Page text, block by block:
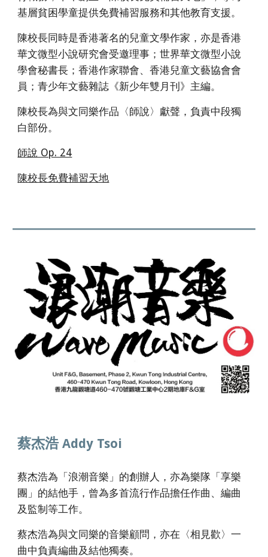
基層貧困學童提供免費補習服務和其他教育支援。
陳校長同時是香港著名的兒童文學作家 ，亦是香港
華文微型小說研究會受邀理事；世界華文微型小說
學會秘書長；香港作家聯會、香港兒童文藝協會會
員；青少年文藝雜誌《新少年雙月刊》主編。
陳校長為與文同樂作品 〈師說〉獻聲，負責中段獨
白部份。
師說 Op. 24
陳校長免費補習天地
蔡杰浩Addy Tsoi
蔡杰浩為「浪潮音樂」的創辦人，亦為樂隊「享樂
團」的結他手，曾為多首流行作品擔任作曲、編曲
及監制等工作。
蔡杰浩為與文同樂的音樂顧問，亦在 〈相見歡〉一
曲中負責編曲及結他獨奏。